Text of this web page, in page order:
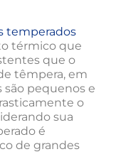
temperados
térmico que
que o
têmpera, em
são pequenos e
o
sua
é
de grandes